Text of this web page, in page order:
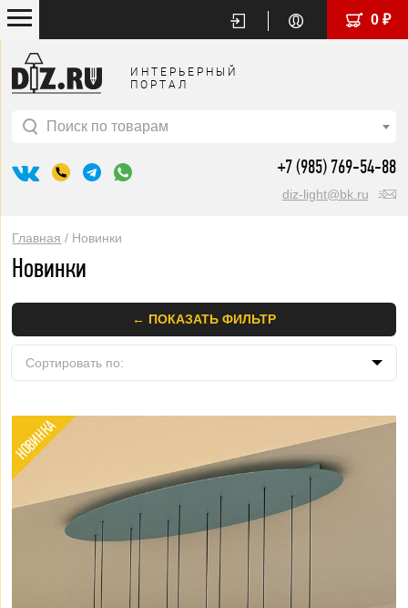
0 ₽
ИНТЕРЬЕРНЫЙ
ПОРТАЛ
Поиск по товарам
+7 (985) 769-54-88
diz-light@bk.ru
Главная / Новинки
Новинки
← ПОКАЗАТЬ ФИЛЬТР
Сортировaть по:
цене
по скидке
НОВИНКА